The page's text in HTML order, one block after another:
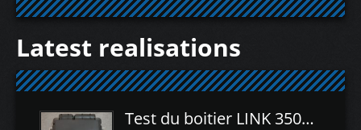
Latest realisations
Test du boitier LINK 350Z Plugin ECU